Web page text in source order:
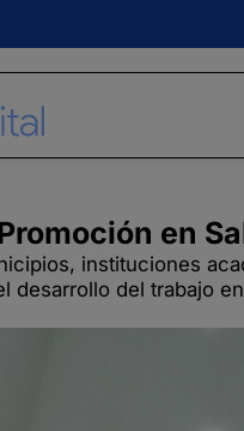
en
instituciones
desarrollo del trabajo